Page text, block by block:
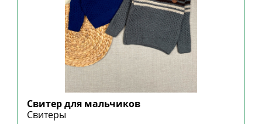
Свитер для мальчиков
Свитеры